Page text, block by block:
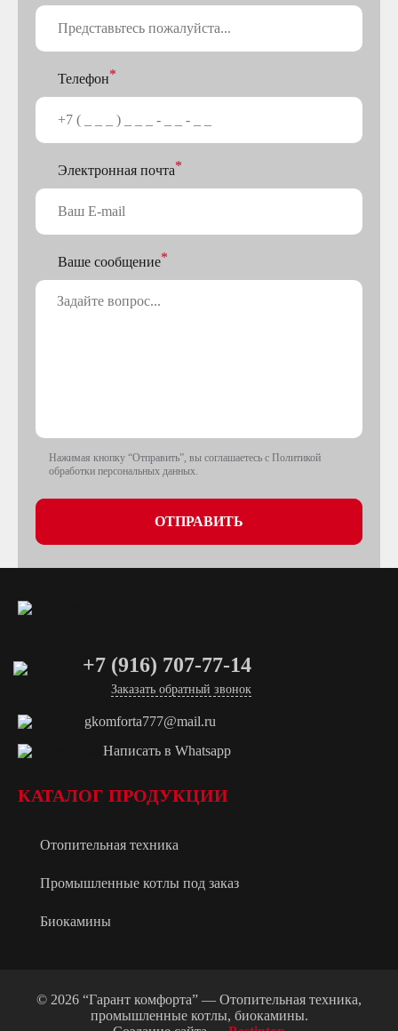
Телефон
Электронная почта
Ваше сообщение
Нажимая кнопку “Отправить”, вы соглашаетесь с Политикой
обработки персональных данных.
ОТПРАВИТЬ
+7 (916) 707-77-14
Заказать обратный звонок
gkomforta777@mail.ru
Написать в Whatsapp
КАТАЛОГ ПРОДУКЦИИ
Отопительная техника
Промышленные котлы под заказ
Биокамины
© 2026 “Гарант комфорта” — Отопительная техника,
промышленные котлы, биокамины.